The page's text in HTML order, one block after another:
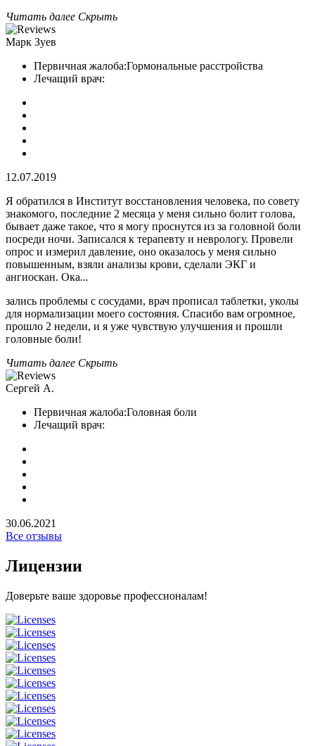
Читать далее Скрыть
Марк Зуев
Первичная жалоба:Гормональные расстройства
Лечащий врач:
12.07.2019
Я обратился в Институт восстановления человека, по совету
знакомого, последние 2 месяца у меня сильно болит голова,
бывает даже такое, что я могу проснутся из за головной боли
посреди ночи. Записался к терапевту и неврологу. Провели
опрос и измерил давление, оно оказалось у меня сильно
повышенным, взяли анализы крови, сделали ЭКГ и
ангиоскан. Ока...
зались проблемы с сосудами, врач прописал таблетки, уколы
для нормализации моего состояния. Спасибо вам огромное,
прошло 2 недели, и я уже чувствую улучшения и прошли
головные боли!
Читать далее Скрыть
Сергей А.
Первичная жалоба:Головная боли
Лечащий врач:
30.06.2021
Все отзывы
Лицензии
Доверьте ваше здоровье профессионалам!